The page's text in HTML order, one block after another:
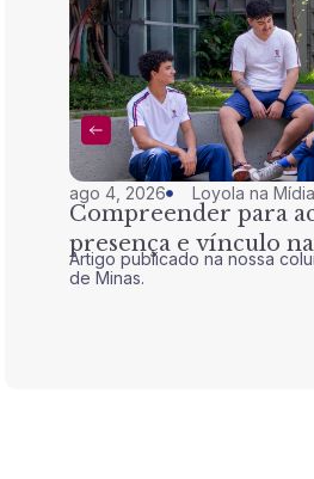
ago 4, 2026 Loyola na Mídia
Compreender para
presença e vínculo
Artigo publicado na nossa
de Minas.